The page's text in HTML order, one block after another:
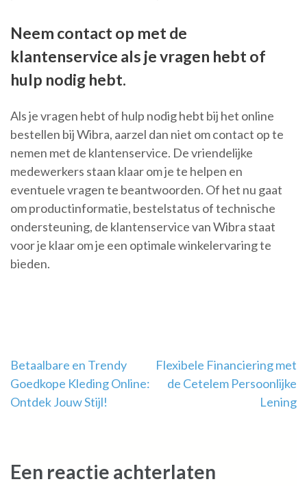
Neem contact op met de
klantenservice als je vragen hebt of
hulp nodig hebt.
Als je vragen hebt of hulp nodig hebt bij het online
bestellen bij Wibra, aarzel dan niet om contact op te
nemen met de klantenservice. De vriendelijke
medewerkers staan klaar om je te helpen en
eventuele vragen te beantwoorden. Of het nu gaat
om productinformatie, bestelstatus of technische
ondersteuning, de klantenservice van Wibra staat
voor je klaar om je een optimale winkelervaring te
bieden.
Berichtnavigatie
Betaalbare en Trendy
Goedkope Kleding Online:
Ontdek Jouw Stijl!
Flexibele Financiering met
de Cetelem Persoonlijke
Lening
Een reactie achterlaten